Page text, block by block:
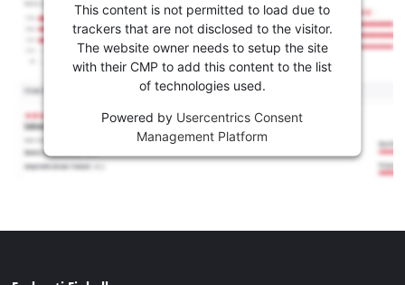
This content is not permitted to load due to
trackers that are not disclosed to the visitor.
The website owner needs to setup the site
with their CMP to add this content to the list
of technologies used.
Powered by Usercentrics Consent
Management Platform